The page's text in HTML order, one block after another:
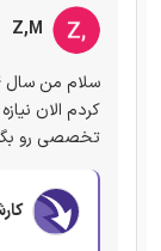
Z,M
کردم الان
تخصصی رو